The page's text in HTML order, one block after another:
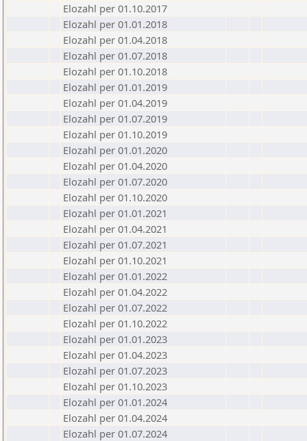
Elozahl per 01.10.2017
Elozahl per 01.01.2018
Elozahl per 01.04.2018
Elozahl per 01.07.2018
Elozahl per 01.10.2018
Elozahl per 01.01.2019
Elozahl per 01.04.2019
Elozahl per 01.07.2019
Elozahl per 01.10.2019
Elozahl per 01.01.2020
Elozahl per 01.04.2020
Elozahl per 01.07.2020
Elozahl per 01.10.2020
Elozahl per 01.01.2021
Elozahl per 01.04.2021
Elozahl per 01.07.2021
Elozahl per 01.10.2021
Elozahl per 01.01.2022
Elozahl per 01.04.2022
Elozahl per 01.07.2022
Elozahl per 01.10.2022
Elozahl per 01.01.2023
Elozahl per 01.04.2023
Elozahl per 01.07.2023
Elozahl per 01.10.2023
Elozahl per 01.01.2024
Elozahl per 01.04.2024
Elozahl per 01.07.2024